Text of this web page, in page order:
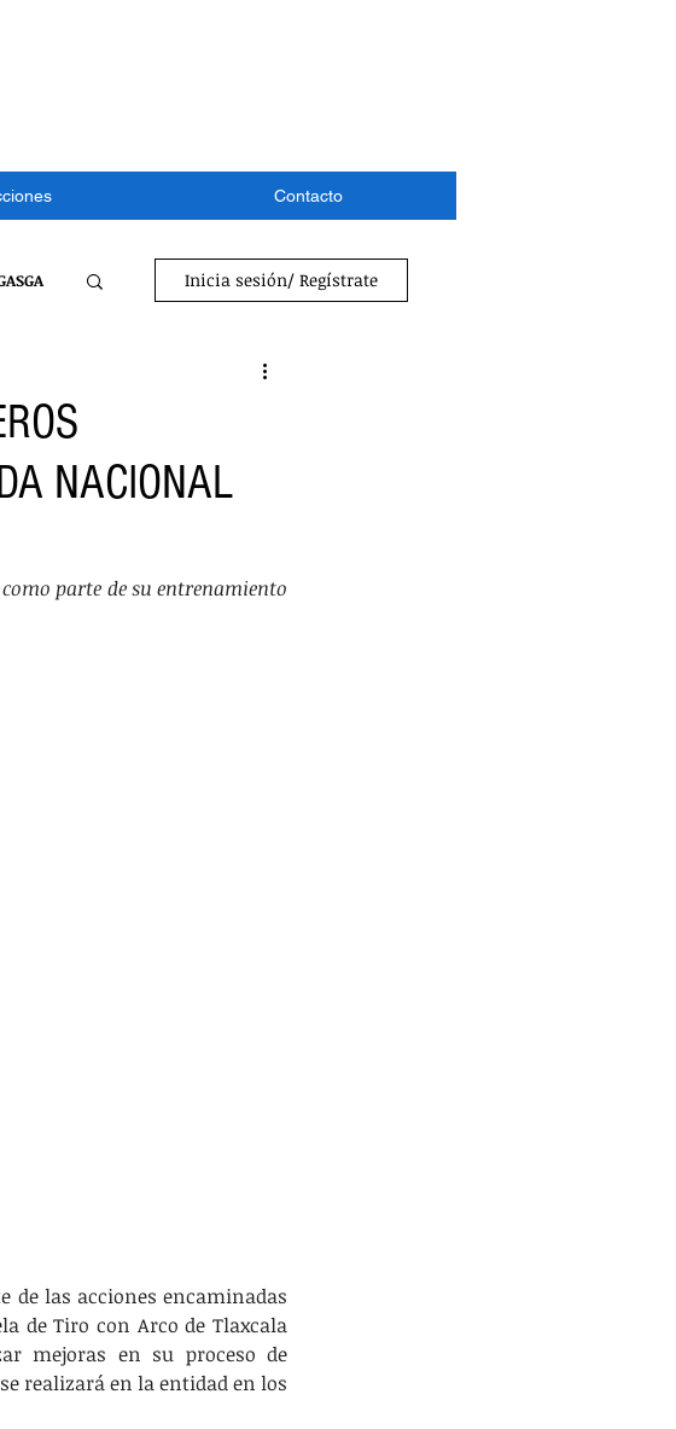
Contacto
Inicia sesión/ Regístrate
NACIONAL
parte de su entrenamiento
de las acciones encaminadas
de Tiro con Arco de Tlaxcala
mejoras en su proceso de
realizará en la entidad en los